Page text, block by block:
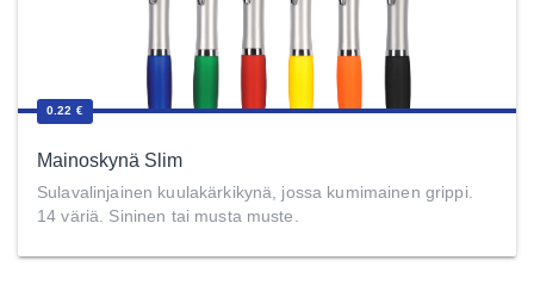
0.22 €
Mainoskynä Slim
Sulavalinjainen kuulakärkikynä, jossa kumimainen grippi.
14 väriä. Sininen tai musta muste.